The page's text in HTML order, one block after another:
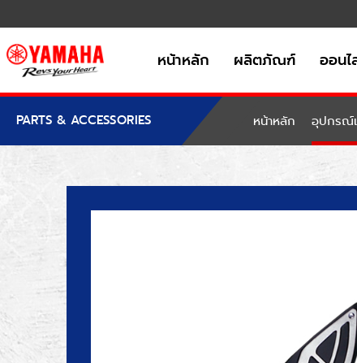
หน้าหลัก ผลิตภัณฑ์ ออน
PARTS & ACCESSORIES หน้าหลัก อุปกรณ์